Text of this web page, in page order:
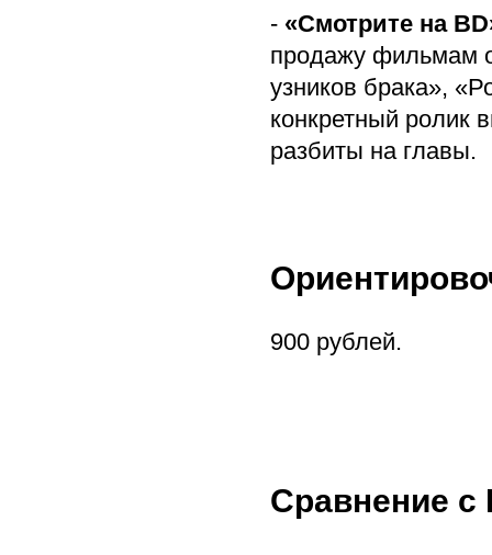
- «Смотрите на
продажу фильмам
узников брака»,
конкретный ролик
разбиты на главы.
900 рублей.
Сравнение с